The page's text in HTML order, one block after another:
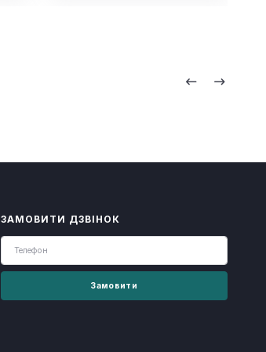
ЗАМОВИТИ ДЗВІНОК
Замовити